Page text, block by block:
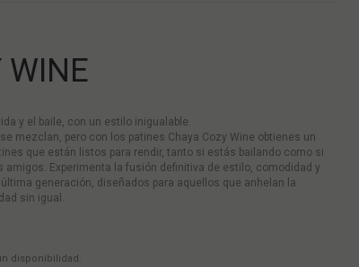
WINE
y el baile, con un estilo inigualable.
mezclan, pero con los patines Chaya Cozy Wine obtienes un
que están listos para rendir, tanto si estás bailando como si
Experimenta la fusión definitiva de estilo, comodidad y
generación, diseñados para aquellos que anhelan la
sin igual.
disponibilidad.